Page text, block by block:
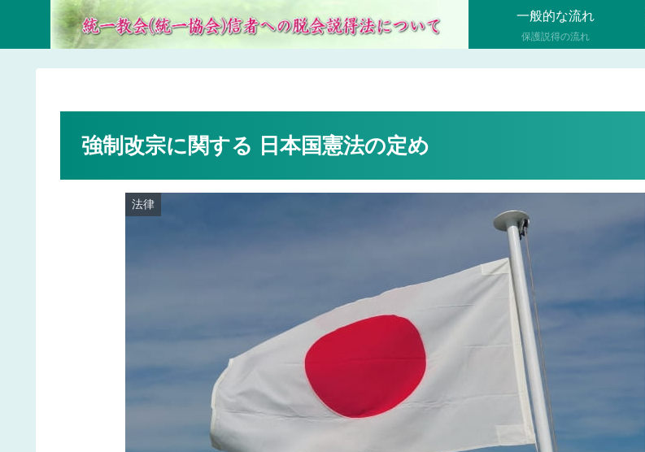
一般的な流れ
保護説得の流れ
強制改宗に関する 日本国憲法の定め
法律